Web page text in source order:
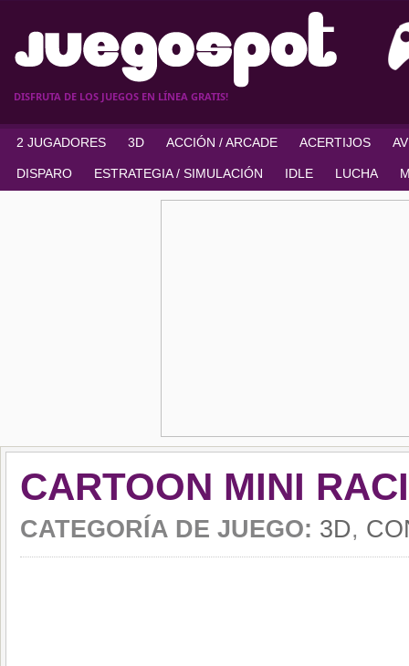
DISFRUTA DE LOS JUEGOS EN LÍNEA GRATIS!
2 JUGADORES 3D ACCIÓN / ARCADE ACERTIJOS
DISPARO ESTRATEGIA / SIMULACIÓN IDLE LUCHA
CARTOON MINI
CATEGORÍA DE JUEGO: 3D,